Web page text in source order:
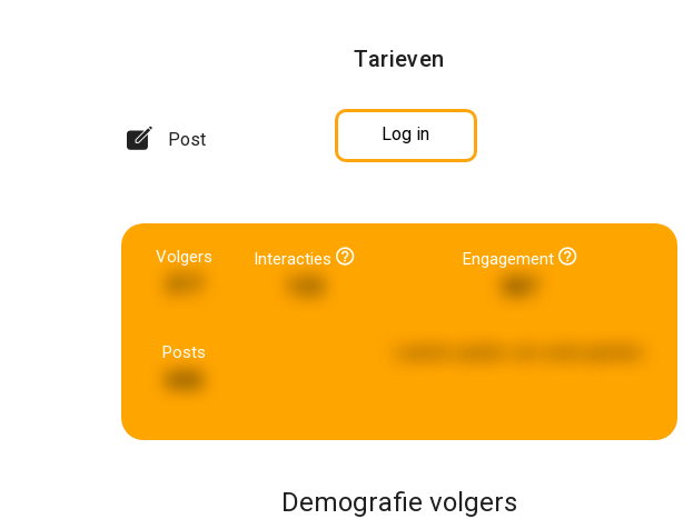
Tarieven
Post Log in
Volgers Interacties Engagement
Posts
606
Demografie volgers